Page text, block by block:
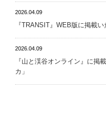
2026.04.09
『TRANSIT』WEB版に掲載
2026.04.09
『山と渓谷オンライン』に掲
カ」